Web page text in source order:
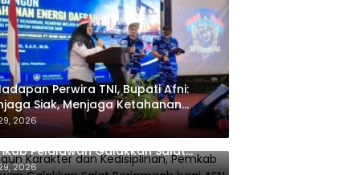
Perwira TNI, Bupati Afni:
Siak, Menjaga Ketahanan
Nasional
2026
Karakter dan Kedisiplinan,
Pelalawan Galakkan Salat
bagi ASN
2026